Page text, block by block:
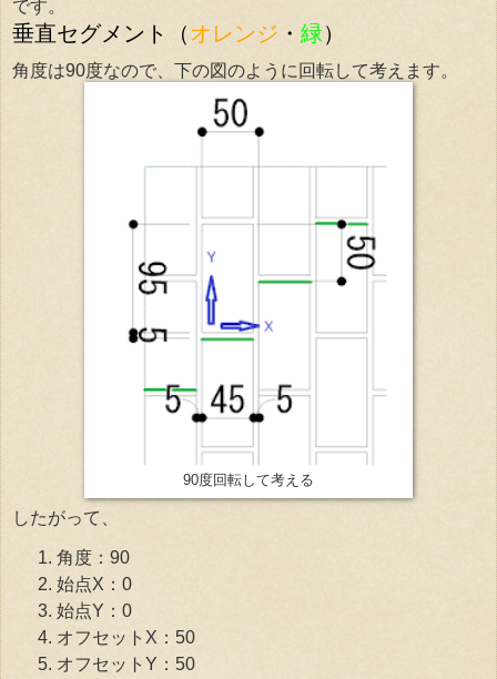
です。
垂直セグメント（オレンジ ・ 緑）
角度は90度なので、下の図のように回転して考えます。
90度回転して考える
したがって、
角度：90
始点X：0
始点Y：0
オフセットX：50
オフセットY：50